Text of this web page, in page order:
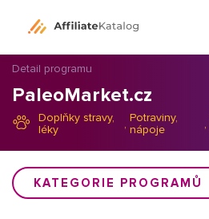
Detail programu
PaleoMarket.cz
Doplňky stravy,
léky
, Potraviny,
nápoje
,
KATEGORIE PROGRAMŮ